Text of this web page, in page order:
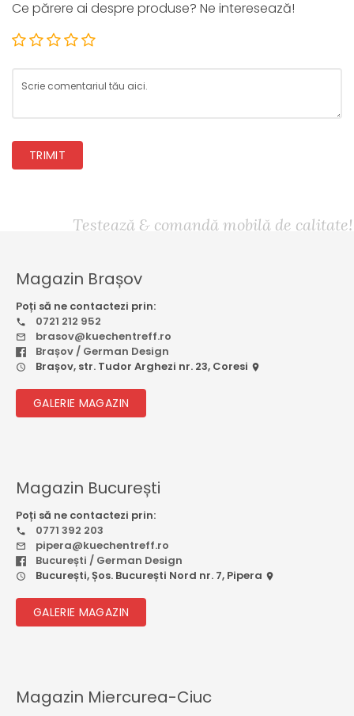
Ce părere ai despre produse? Ne interesează!
TRIMIT
Testează & comandă mobilă de calitate!
Magazin Brașov
Poți să ne contactezi prin:
0721 212 952
brasov@kuechentreff.ro
Brașov / German Design
Brașov, str. Tudor Arghezi nr. 23, Coresi
GALERIE MAGAZIN
Magazin București
Poți să ne contactezi prin:
0771 392 203
pipera@kuechentreff.ro
București / German Design
București, Șos. București Nord nr. 7, Pipera
GALERIE MAGAZIN
Magazin Miercurea-Ciuc